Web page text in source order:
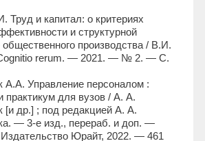
Труд и капитал: о критериях
и структурной
производства / В.И.
rerum. — 2021. — № 2. — С.
А.А. Управление персоналом :
практикум для вузов / А. А.
[и др.] ; под редакцией А. А.
— 3-е изд., перераб. и доп. —
Юрайт, 2022. — 461